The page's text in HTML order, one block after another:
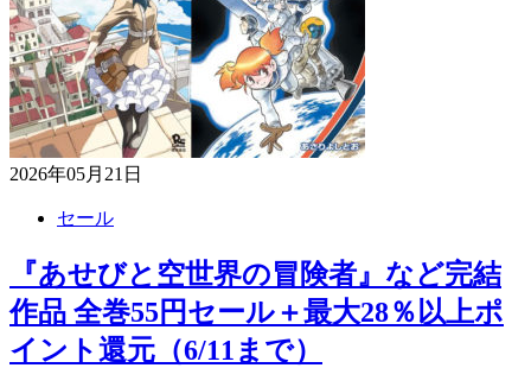
2026年05月21日
セール
『あせびと空世界の冒険者』など完結
作品 全巻55円セール＋最大28％以上ポ
イント還元（6/11まで）